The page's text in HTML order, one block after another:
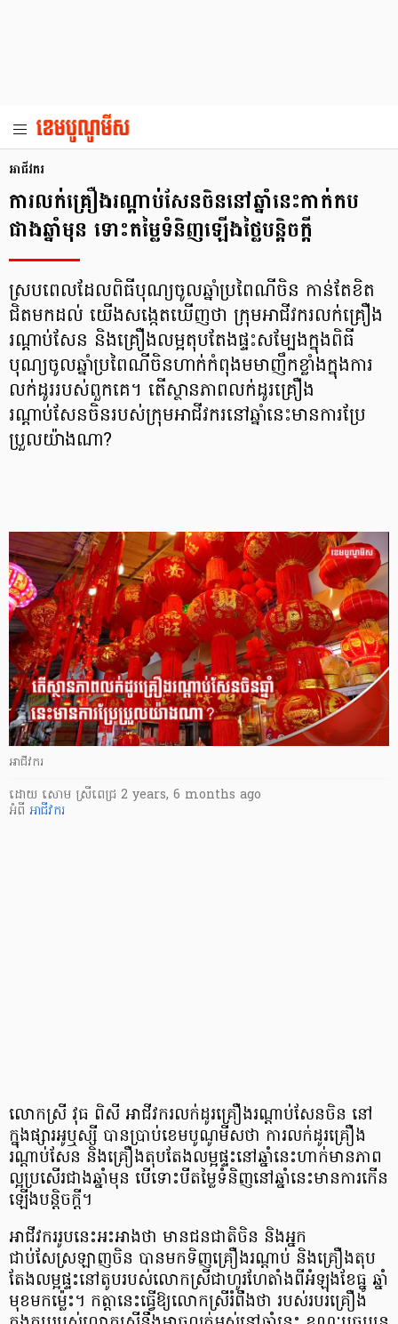
អាជីវករ
ការលក់គ្រឿងរណ្ដាប់សែនចិននៅឆ្នាំនេះកាក់កប
ជាងឆ្នាំមុន ទោះតម្លៃទំនិញឡើងថ្លៃបន្តិចក្តី
ស្របពេលដែលពិធីបុណ្យចូលឆ្នាំប្រពៃណីចិន កាន់តែខិត
ជិតមកដល់ យើងសង្កេតឃើញថា ក្រុមអាជីវករលក់គ្រឿង
រណ្ដាប់សែន និងគ្រឿងលម្អតុបតែងផ្ទះសម្បែងក្នុងពិធី
បុណ្យចូលឆ្នាំប្រពៃណីចិនហាក់កំពុងមមាញឹកខ្លាំងក្នុងការ
លក់ដូររបស់ពួកគេ។ តើស្ថានភាពលក់ដូរគ្រឿង
រណ្ដាប់សែនចិនរបស់ក្រុមអាជីវករនៅឆ្នាំនេះមានការប្រែ
ប្រួលយ៉ាងណា?
អាជីវករ
ដោយ សោម ស្រីពេជ្រ 2 years, 6 months ago
អំពី អាជីវករ
លោកស្រី វុធ ពិសី អាជីវករលក់ដូរគ្រឿងរណ្ដាប់សែនចិន នៅ
ក្នុងផ្សារអូឬស្សី បានប្រាប់ខេមបូណូមីស​ថា ការលក់ដូរគ្រឿង
រណ្តាប់សែន និងគ្រឿងតុបតែងលម្អផ្ទះនៅឆ្នាំនេះហាក់មានភាព
ល្អប្រសើរជាងឆ្នាំមុន បើទោះបីតម្លៃទំនិញនៅឆ្នាំនេះមានការកើន
ឡើងបន្តិចក្តី។
អាជីវកររូបនេះអះអាងថា មានជនជាតិចិន និងអ្នក
ជាប់សែស្រឡាញចិន បានមកទិញគ្រឿងរណ្តាប់ និងគ្រឿងតុប
តែងលម្អផ្ទះនៅតូបរបស់លោកស្រីជាហូរហែតាំងពីអំឡុងខែធ្នូ ឆ្នាំ
មុខមកម្ល៉េះ។ កត្តានេះធ្វើឱ្យលោកស្រីរំពឹងថា របស់របរគ្រឿង